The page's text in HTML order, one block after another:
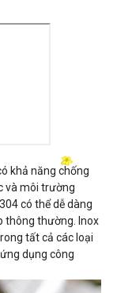
khả năng chống
và môi trường
có thể dễ dàng
thông thường. Inox
tất cả các loại
dụng công